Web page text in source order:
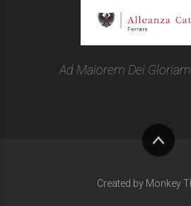
Ad Maiorem Dei
Created by Monkey